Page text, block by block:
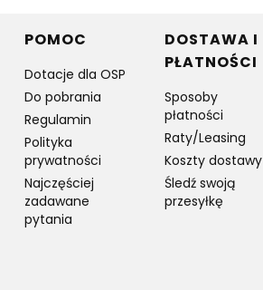
Linki w stopce
POMOC
Dotacje dla OSP
Do pobrania
Regulamin
Polityka
prywatności
Najczęściej
zadawane
pytania
DOSTAWA I
PŁATNOŚCI
Sposoby
płatności
Raty/Leasing
Koszty dostawy
Śledź swoją
przesyłkę